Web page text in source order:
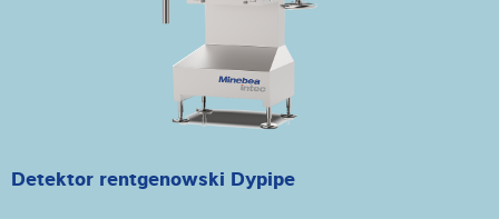
Detektor rentgenowski Dypipe